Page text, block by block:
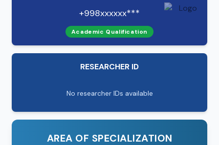
+998xxxxxx***
Academic Qualification
RESEARCHER ID
No researcher IDs available
AREA OF SPECIALIZATION